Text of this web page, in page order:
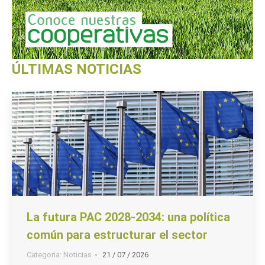
ÚLTIMAS NOTICIAS
La futura PAC 2028-2034: una política
común para estructurar el sector
Categoria: Noticias 21 / 07 / 2026